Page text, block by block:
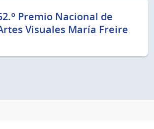
Premio Nacional de
Visuales María Freire